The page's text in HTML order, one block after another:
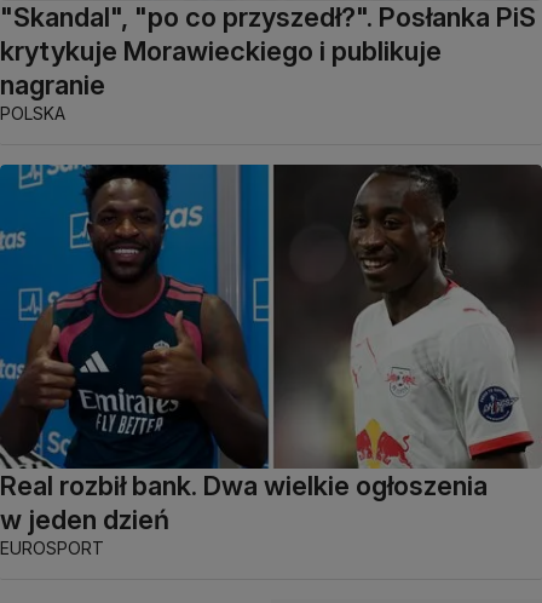
"Skandal", "po co przyszedł?". Posłanka PiS
krytykuje Morawieckiego i publikuje
nagranie
POLSKA
Real rozbił bank. Dwa wielkie ogłoszenia
w jeden dzień
EUROSPORT